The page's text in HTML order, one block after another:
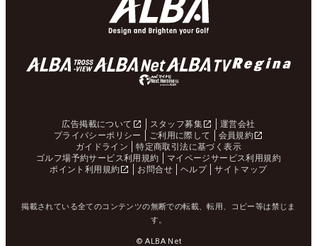
広告掲載について スタッフ募集
運営会社
プライバシーポリシー
ご利用に際して
会員規約
ガイドライン
特定商取引法に基づく表示
ゴルフ場予約サービス利用規約
マイページサービス利用規約
ポイント利用規約
お問合せ ヘルプ サイトマップ
掲載されている全てのコンテンツの無断での転載、転用、コピー等は禁じま
す。
© ALBA Net